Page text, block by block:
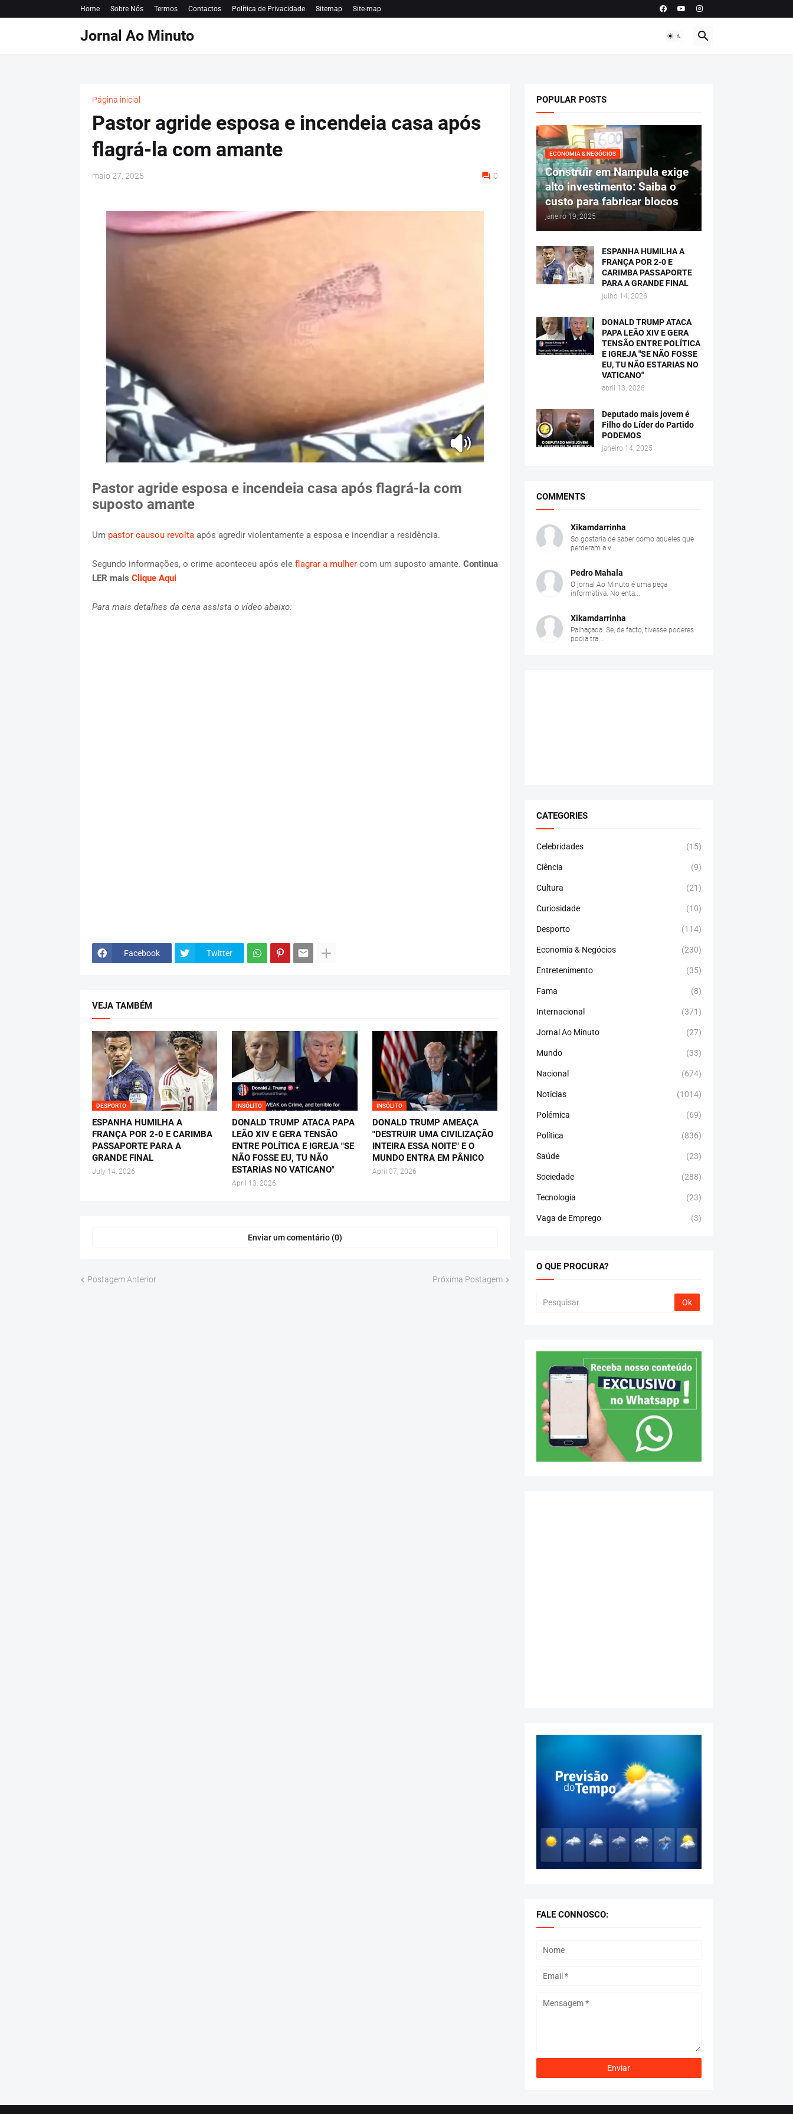
Home Sobre Nós Termos Contactos Política de Privacidade Sitemap Site-map
Jornal Ao Minuto
Página inicial
Pastor agride esposa e incendeia casa após
flagrá-la com amante
maio 27, 2025 0
Pastor agride esposa e incendeia casa após flagrá-la com
suposto amante
Um pastor causou revoltaapós agredir violentamente a esposa e incendiar a residência.
Segundo informações, o crime aconteceu após ele flagrar a mulher com um suposto amante. Continua
LER mais Clique Aqui
Para mais detalhes da cena assista o vídeo abaixo:
Facebook Twitter
VEJA TAMBÉM
DESPORTO
ESPANHA HUMILHA A
FRANÇA POR 2-0 E CARIMBA
PASSAPORTE PARA A
GRANDE FINAL
July 14, 2026
INSÓLITO
DONALD TRUMP ATACA PAPA
LEÃO XIV E GERA TENSÃO
ENTRE POLÍTICA E IGREJA "SE
NÃO FOSSE EU, TU NÃO
ESTARIAS NO VATICANO"
April 13, 2026
INSÓLITO
DONALD TRUMP AMEAÇA
"DESTRUIR UMA CIVILIZAÇÃO
INTEIRA ESSA NOITE" E O
MUNDO ENTRA EM PÂNICO
April 07, 2026
Enviar um comentário (0)
Postagem Anterior Próxima Postagem
POPULAR POSTS
ECONOMIA & NEGÓCIOS
Construir em Nampula exige
alto investimento: Saiba o
custo para fabricar blocos
janeiro 19, 2025
ESPANHA HUMILHA A
FRANÇA POR 2-0 E
CARIMBA PASSAPORTE
PARA A GRANDE FINAL
julho 14, 2026
DONALD TRUMP ATACA
PAPA LEÃO XIV E GERA
TENSÃO ENTRE POLÍTICA
E IGREJA "SE NÃO FOSSE
EU, TU NÃO ESTARIAS NO
VATICANO"
abril 13, 2026
Deputado mais jovem é
Filho do Líder do Partido
PODEMOS
janeiro 14, 2025
COMMENTS
Xikamdarrinha
So gostaria de saber como aqueles que
perderam a v...
Pedro Mahala
O jornal Ao Minuto é uma peça
informativa. No enta...
Xikamdarrinha
Palhaçada. Se, de facto, tivesse poderes
podia tra...
CATEGORIES
Celebridades (15)
Ciência (9)
Cultura (21)
Curiosidade (10)
Desporto (114)
Economia & Negócios (230)
Entretenimento (35)
Fama (8)
Internacional (371)
Jornal Ao Minuto (27)
Mundo (33)
Nacional (674)
Notícias (1014)
Polémica (69)
Política (836)
Saúde (23)
Sociedade (288)
Tecnologia (23)
Vaga de Emprego (3)
O QUE PROCURA?
FALE CONNOSCO: